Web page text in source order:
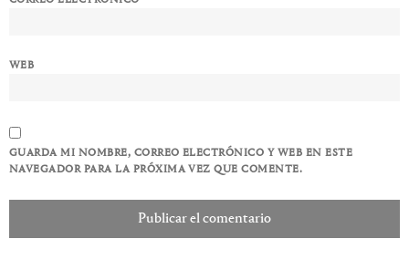
WEB
GUARDA MI NOMBRE, CORREO ELECTRÓNICO Y WEB EN ESTE
NAVEGADOR PARA LA PRÓXIMA VEZ QUE COMENTE.